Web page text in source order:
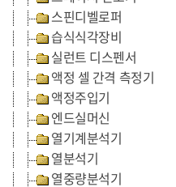
스핀디벨로퍼
습식식각장비
실런트 디스펜서
액정 셀 간격 측정기
액정주입기
엔드실머신
열기계분석기
열분석기
열중량분석기